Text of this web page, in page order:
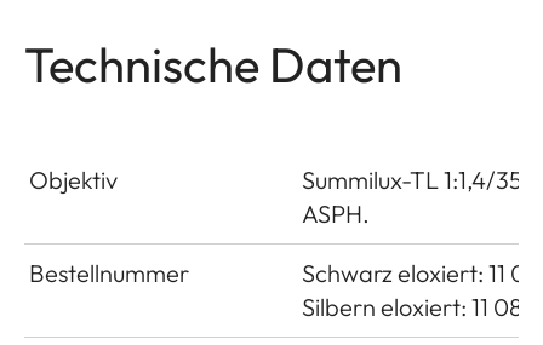
Technische Daten
Objektiv
Summilux-TL 1:1,4/35
ASPH.
Bestellnummer
Schwarz eloxiert: 11
Silbern eloxiert: 11 085